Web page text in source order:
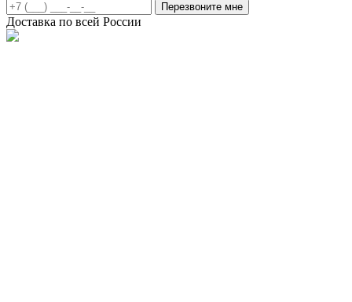
Перезвоните мне
Доставка по всей России